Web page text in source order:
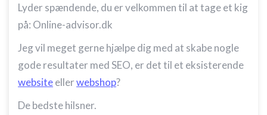
Lyder spændende, du er velkommen til at tage et kig
på: Online-advisor.dk
Jeg vil meget gerne hjælpe dig med at skabe nogle
gode resultater med SEO, er det til et eksisterende
websiteellerwebshop?
De bedste hilsner.